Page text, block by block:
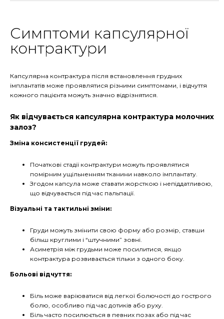
Симптоми капсулярної
контрактури
Капсулярна контрактура після встановлення грудних
імплантатів може проявлятися різними симптомами, і відчуття
кожного пацієнта можуть значно відрізнятися.
Як відчувається капсулярна контрактура молочних
залоз?
Зміна консистенції грудей:
Початкові стадії контрактури можуть проявлятися
помірним ущільненням тканини навколо імплантату.
Згодом капсула може ставати жорсткою і непіддатливою,
що відчувається під час пальпації.
Візуальні та тактильні зміни:
Груди можуть змінити свою форму або розмір, ставши
більш круглими і “штучними” зовні.
Асиметрія між грудьми може посилитися, якщо
контрактура розвивається тільки з одного боку.
Больові відчуття:
Біль може варіюватися від легкої болючості до гострого
болю, особливо під час дотиків або руху.
Біль часто посилюється в певних позах або під час